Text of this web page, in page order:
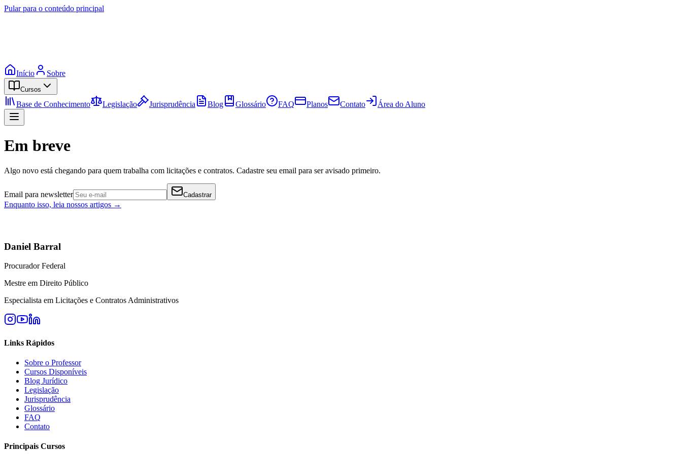
Pular para o conteúdo principal
Início Sobre
Cursos
Base de Conhecimento Legislação Jurisprudência Blog Glossário FAQ Planos Contato Área do Aluno
Em breve
Algo novo está chegando para quem trabalha com licitações e contratos. Cadastre seu email para ser avisado primeiro.
Email para newsletter Cadastrar
Enquanto isso, leia nossos artigos →
Daniel Barral
Procurador Federal
Mestre em Direito Público
Especialista em Licitações e Contratos Administrativos
Links Rápidos
Sobre o Professor
Cursos Disponíveis
Blog Jurídico
Legislação
Jurisprudência
Glossário
FAQ
Contato
Principais Cursos